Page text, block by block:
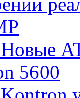
5600